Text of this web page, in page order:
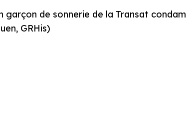
garçon de sonnerie de la Transat
GRHis)